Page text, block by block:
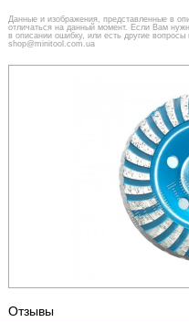
Данные и изображения, представленные в
отличаться на данный момент. Если Вам
в описании ошибку, или есть другие
shop@minitool.com.ua
Отзывы